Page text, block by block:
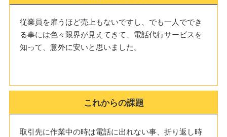
従業員を雇うほど売上もないですし、でも一人ででき
る事には色々限界が見えてきて、電話代行サービスを
知って、意外に安いと思いました。
これからの課題
取引先に作業中の時は電話に出れない事、折り返し時